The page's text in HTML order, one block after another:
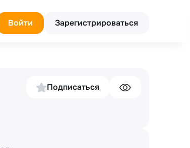
Войти Зарегистрироваться
Подписаться